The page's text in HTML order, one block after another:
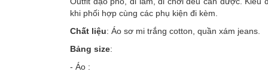
khi phối hợp cùng các phụ kiện đi kèm.
Chất liệu: Áo sơ mi trắng cotton, quần xám jeans.
Bảng size:
- Áo :